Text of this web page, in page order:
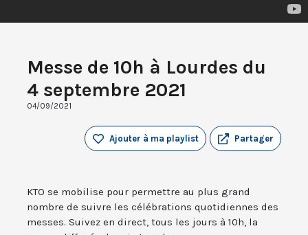
Messe de 10h à Lourdes du
4 septembre 2021
04/09/2021
Partager
Ajouter à ma playlist
KTO se mobilise pour permettre au plus grand
nombre de suivre les célébrations quotidiennes des
messes. Suivez en direct, tous les jours à 10h, la